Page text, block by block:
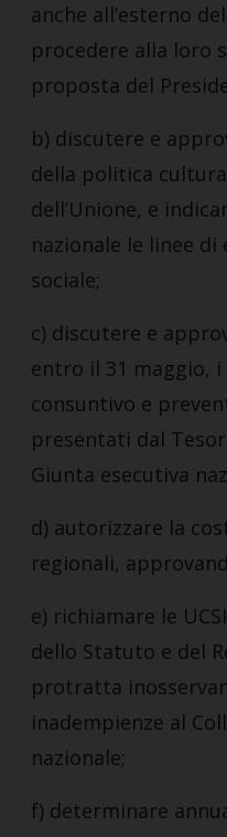
anche all’esterno
procedere alla loro
proposta del
b) discutere e
della politica
dell’Unione, e
nazionale le linee di
sociale;
c) discutere e
entro il 31 maggio,
consuntivo e
presentati dal
Giunta esecutiva
d) autorizzare la
regionali,
e) richiamare le
dello Statuto e del
protratta
inadempienze al
nazionale;
f) determinare